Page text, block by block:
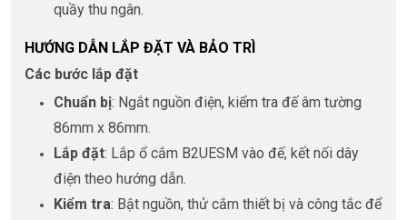
quầy thu ngân.
HƯỚNG DẪN LẮP ĐẶT VÀ BẢO TRÌ
Các bước lắp đặt
Chuẩn bị: Ngắt nguồn điện, kiểm tra đế âm tường
86mm x 86mm.
Lắp đặt: Lắp ổ cắm B2UESM vào đế, kết nối dây
điện theo hướng dẫn.
Kiểm tra: Bật nguồn, thử cắm thiết bị và công tắc để